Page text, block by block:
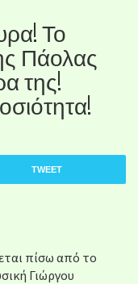
Το
Πάολας
της!
TWEET
πίσω από το
Γιώργου